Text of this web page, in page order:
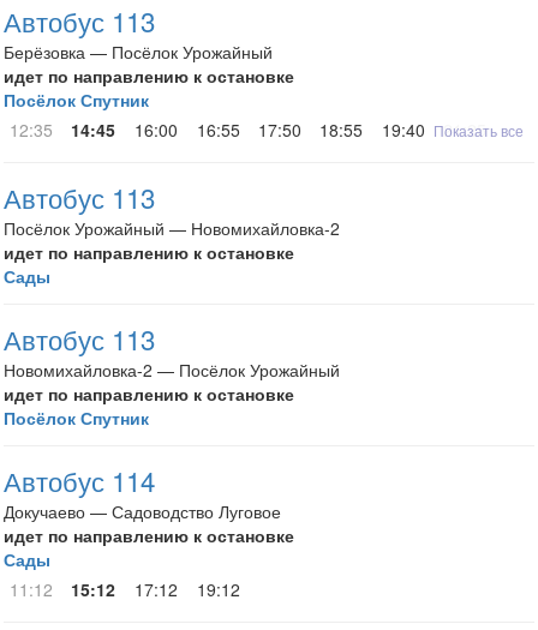
Автобус 113
Берёзовка — Посёлок Урожайный
идет по направлению к остановке
Посёлок Спутник
12:35
14:45 16:00 16:55 17:50 18:55 19:40 21:25
Показать все
Автобус 113
Посёлок Урожайный — Новомихайловка-2
идет по направлению к остановке
Сады
Автобус 113
Новомихайловка-2 — Посёлок Урожайный
идет по направлению к остановке
Посёлок Спутник
Автобус 114
Докучаево — Садоводство Луговое
идет по направлению к остановке
Сады
11:12
15:12 17:12 19:12